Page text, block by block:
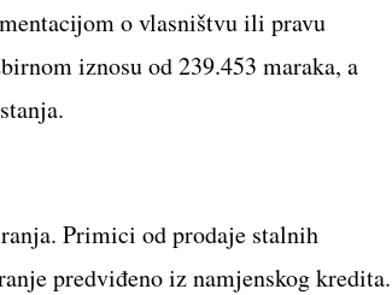
o vlasništvu ili pravu
iznosu od 239.453 maraka, a
Primici od prodaje stalnih
predviđeno iz namjenskog kredita.